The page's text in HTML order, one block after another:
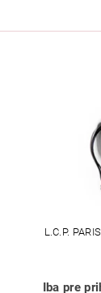
L.C.P.
Iba pre